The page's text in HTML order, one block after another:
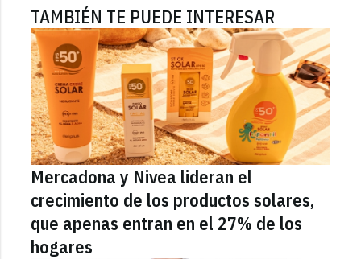
TAMBIÉN TE PUEDE INTERESAR
Mercadona y Nivea lideran el
crecimiento de los productos solares,
que apenas entran en el 27% de los
hogares